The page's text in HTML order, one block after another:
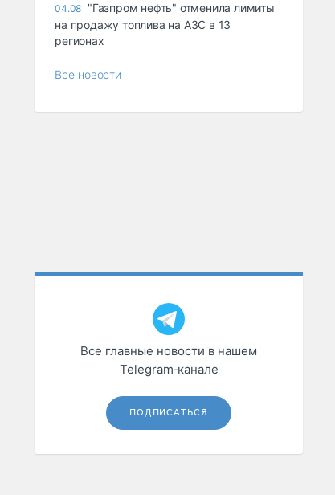
04.08 "Газпром нефть" отменила лимиты
на продажу топлива на АЗС в 13
регионах
Все новости
Все главные новости в нашем
Telegram‑канале
ПОДПИСАТЬСЯ